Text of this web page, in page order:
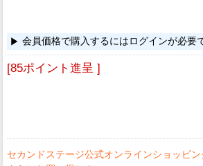
会員価格で購入するにはログインが必要
[85ポイント進呈 ]